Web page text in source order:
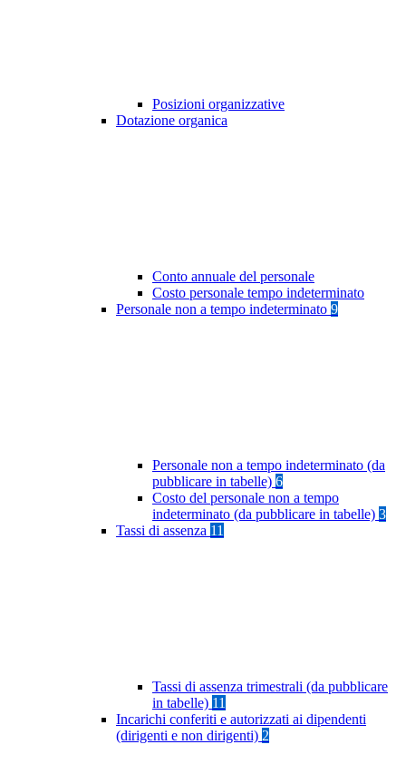
Posizioni organizzative
Dotazione organica
Conto annuale del personale
Costo personale tempo indeterminato
Personale non a tempo indeterminato 9
Personale non a tempo indeterminato (da
pubblicare in tabelle) 6
Costo del personale non a tempo
indeterminato (da pubblicare in tabelle) 3
Tassi di assenza 11
Tassi di assenza trimestrali (da pubblicare
in tabelle) 11
Incarichi conferiti e autorizzati ai dipendenti
(dirigenti e non dirigenti) 2